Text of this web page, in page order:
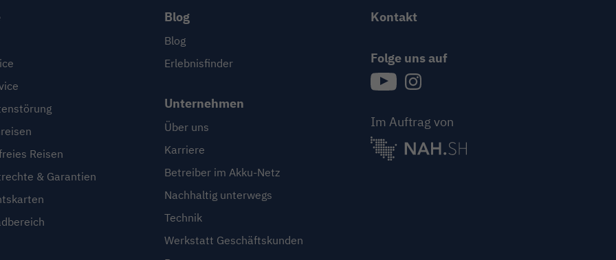
Reisen
& Garantien
Blog
Blog
Erlebnisfinder
Unternehmen
Über uns
Karriere
Betreiber im Akku-Netz
Nachhaltig unterwegs
Technik
Werkstatt Geschäftskunden
Kontakt
Folge uns auf
Im Auftrag von